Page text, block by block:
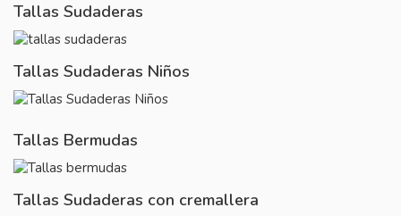
Tallas Sudaderas
Tallas Sudaderas Niños
Tallas Bermudas
Tallas Sudaderas con cremallera